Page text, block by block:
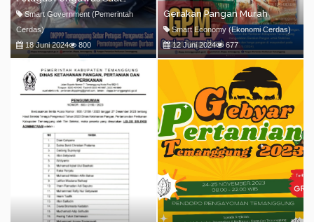
Pemotongan Hewan Kurban
Smart Government (Pemerintah
Cerdas)
18 Juni 2024
800
Gerakan Pangan Murah
Smart Economy (Ekonomi Cerdas)
12 Juni 2024
677